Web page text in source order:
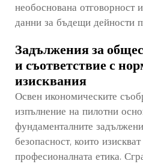
необоснована отговорност
данни за бъдещи дейности
Задължения за
и съответствие с
изисквания
Освен икономическите
изпълнение на пилотни
фундаменталните
безопасност, които
професионалната етика.